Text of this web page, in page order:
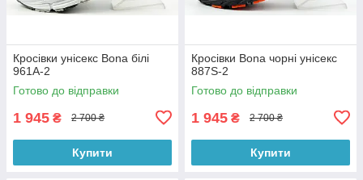
Кросівки унісекс Bona білі
961A-2
Готово до відправки
1 945 ₴ 2 700 ₴
Купити
Кросівки Bona чорні унісекс
887S-2
Готово до відправки
1 945 ₴ 2 700 ₴
Купити